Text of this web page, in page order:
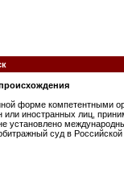
форме компетентными
или иностранных лиц,
установлено
суд в